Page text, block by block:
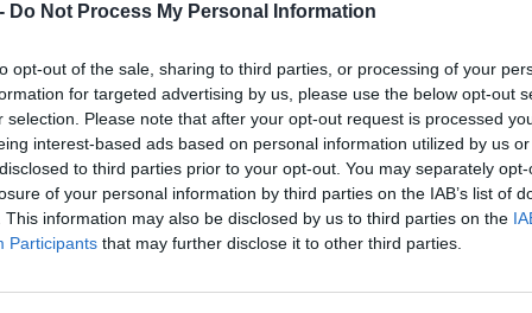
Do Not Process My Personal Information
opt-out of the sale, sharing to third parties, or processing of your
for targeted advertising by us, please use the below opt-out
selection. Please note that after your opt-out request is processed
interest-based ads based on personal information utilized by us
to third parties prior to your opt-out. You may separately
of your personal information by third parties on the IAB’s list of
This information may also be disclosed by us to third parties on the
Participants that may further disclose it to other third parties.
a folytatás kérdése. Névtelen, de
állítja, hogya stúdió már emésztgeti a
a rendező is arról is nyilatkozott pár napja a
készítené a folytatást és afféle elvetemült
mellé behozná a képbe Tom Cruise-t , aki
Mint a villám) c. filmben látott
kelthetné.
f1
f1